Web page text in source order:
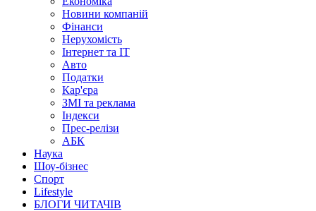
Новини компаній
Фінанси
Нерухомість
Інтернет та IT
Авто
Податки
Кар'єра
ЗМІ та реклама
Індекси
Прес-релізи
АБК
Наука
Шоу-бізнес
Спорт
Lifestyle
БЛОГИ ЧИТАЧІВ